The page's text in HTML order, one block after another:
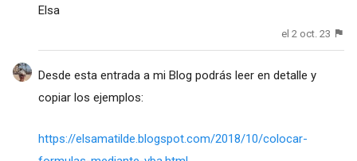
Elsa
el 2 oct. 23
Desde esta entrada a mi Blog podrás leer en detalle y
copiar los ejemplos:
https://elsamatilde.blogspot.com/2018/10/colocar-